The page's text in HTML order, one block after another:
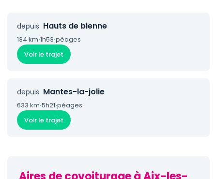
depuis Hauts de bienne
134 km·1h53·péages
Voir le trajet
depuis Mantes-la-jolie
633 km·5h21·péages
Voir le trajet